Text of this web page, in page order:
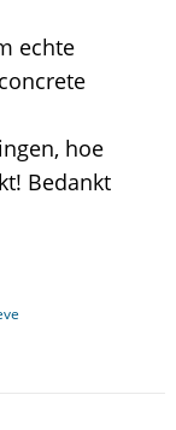
echte
hoe
Bedankt